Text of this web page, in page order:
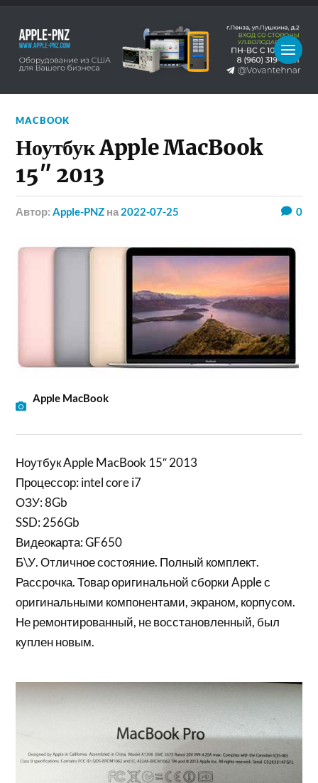
MACBOOK
Ноутбук Apple MacBook
15″ 2013
Автор:Apple-PNZ на 2022-07-25 0
Apple MacBook
Ноутбук Apple MacBook 15″ 2013
Процессор: intel core i7
ОЗУ: 8Gb
SSD: 256Gb
Видеокарта: GF650
Б\У. Отличное состояние. Полный комплект.
Рассрочка. Товар оригинальной сборки Apple с
оригинальными компонентами, экраном, корпусом.
Не ремонтированный, не восстановленный, был
куплен новым.